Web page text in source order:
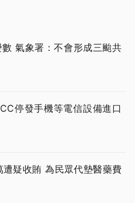
氣象署：不會形成三颱共
停發手機等電信設備進口
疑收賄 為民眾代墊醫藥費